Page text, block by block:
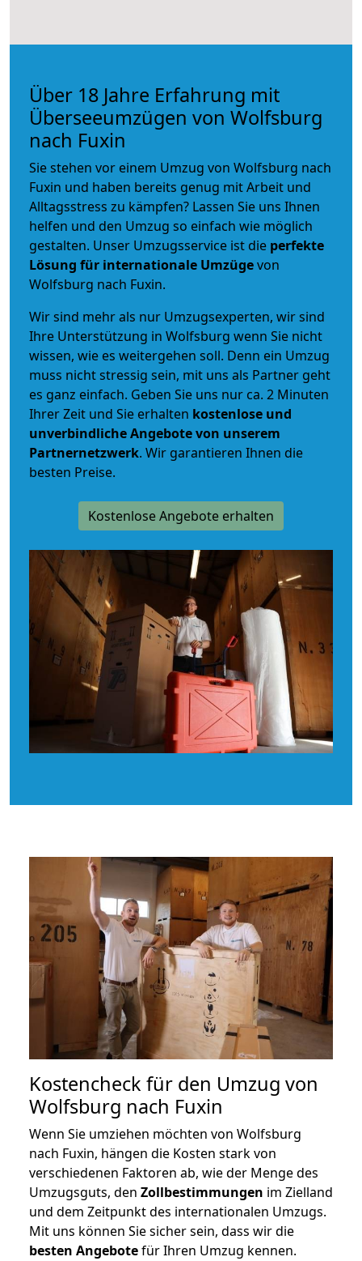
Über 18 Jahre Erfahrung mit
Überseeumzügen von Wolfsburg
nach Fuxin
Sie stehen vor einem Umzug von Wolfsburg nach
Fuxin und haben bereits genug mit Arbeit und
Alltagsstress zu kämpfen? Lassen Sie uns Ihnen
helfen und den Umzug so einfach wie möglich
gestalten. Unser Umzugsservice ist die perfekte
Lösung für internationale Umzügevon
Wolfsburg nach Fuxin.
Wir sind mehr als nur Umzugsexperten, wir sind
Ihre Unterstützung in Wolfsburg wenn Sie nicht
wissen, wie es weitergehen soll. Denn ein Umzug
muss nicht stressig sein, mit uns als Partner geht
es ganz einfach. Geben Sie uns nur ca. 2 Minuten
Ihrer Zeit und Sie erhalten kostenlose und
unverbindlicheAngebote von unserem
Partnernetzwerk. Wir garantieren Ihnen die
besten Preise.
Kostenlose Angebote erhalten
Kostencheck für den Umzug von
Wolfsburg nach Fuxin
Wenn Sie umziehen möchten von Wolfsburg
nach Fuxin, hängen die Kosten stark von
verschiedenen Faktoren ab, wie der Menge des
Umzugsguts, den Zollbestimmungen im Zielland
und dem Zeitpunkt des internationalen Umzugs.
Mit uns können Sie sicher sein, dass wir die
besten Angebotefür Ihren Umzug kennen.